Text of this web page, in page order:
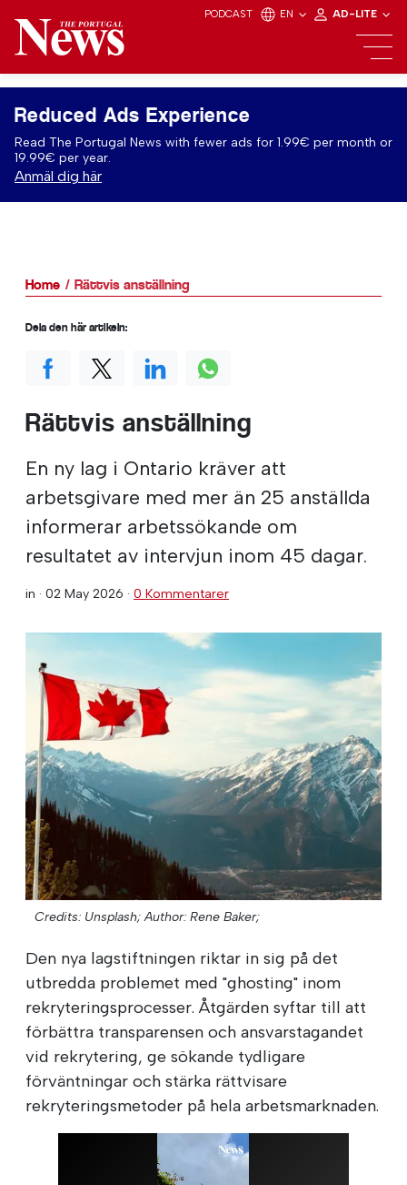
PODCAST EN AD-LITE
Reduced Ads Experience
Read The Portugal News with fewer ads for 1.99€ per month or
19.99€ per year.
Anmäl dig här
Home Rättvis anställning
Rättvis anställning
En ny lag i Ontario kräver att
arbetsgivare med mer än 25 anställda
informerar arbetssökande om
resultatet av intervjun inom 45 dagar.
in · 02 May 2026 · 0 Kommentarer
Credits: Unsplash; Author: Rene Baker;
Den nya lagstiftningen riktar in sig på det
utbredda problemet med "ghosting" inom
rekryteringsprocesser. Åtgärden syftar till att
förbättra transparensen och ansvarstagandet
vid rekrytering, ge sökande tydligare
förväntningar och stärka rättvisare
rekryteringsmetoder på hela arbetsmarknaden.
Dela den här artikeln: